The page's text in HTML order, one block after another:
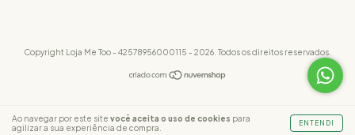
Ao navegar por este site você aceita o uso de cookies para
agilizar a sua experiência de compra.
ENTENDI
Copyright Loja Me Too - 42578956000115 - 2026. Todos os direitos reservados.